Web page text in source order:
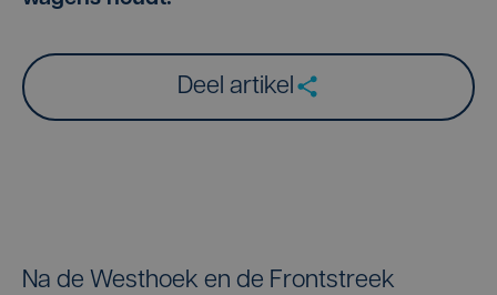
Deel artikel
Na de Westhoek en de Frontstreek